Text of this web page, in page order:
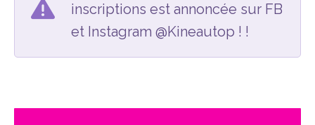
inscriptions est annoncée sur FB
et Instagram @Kineautop ! !